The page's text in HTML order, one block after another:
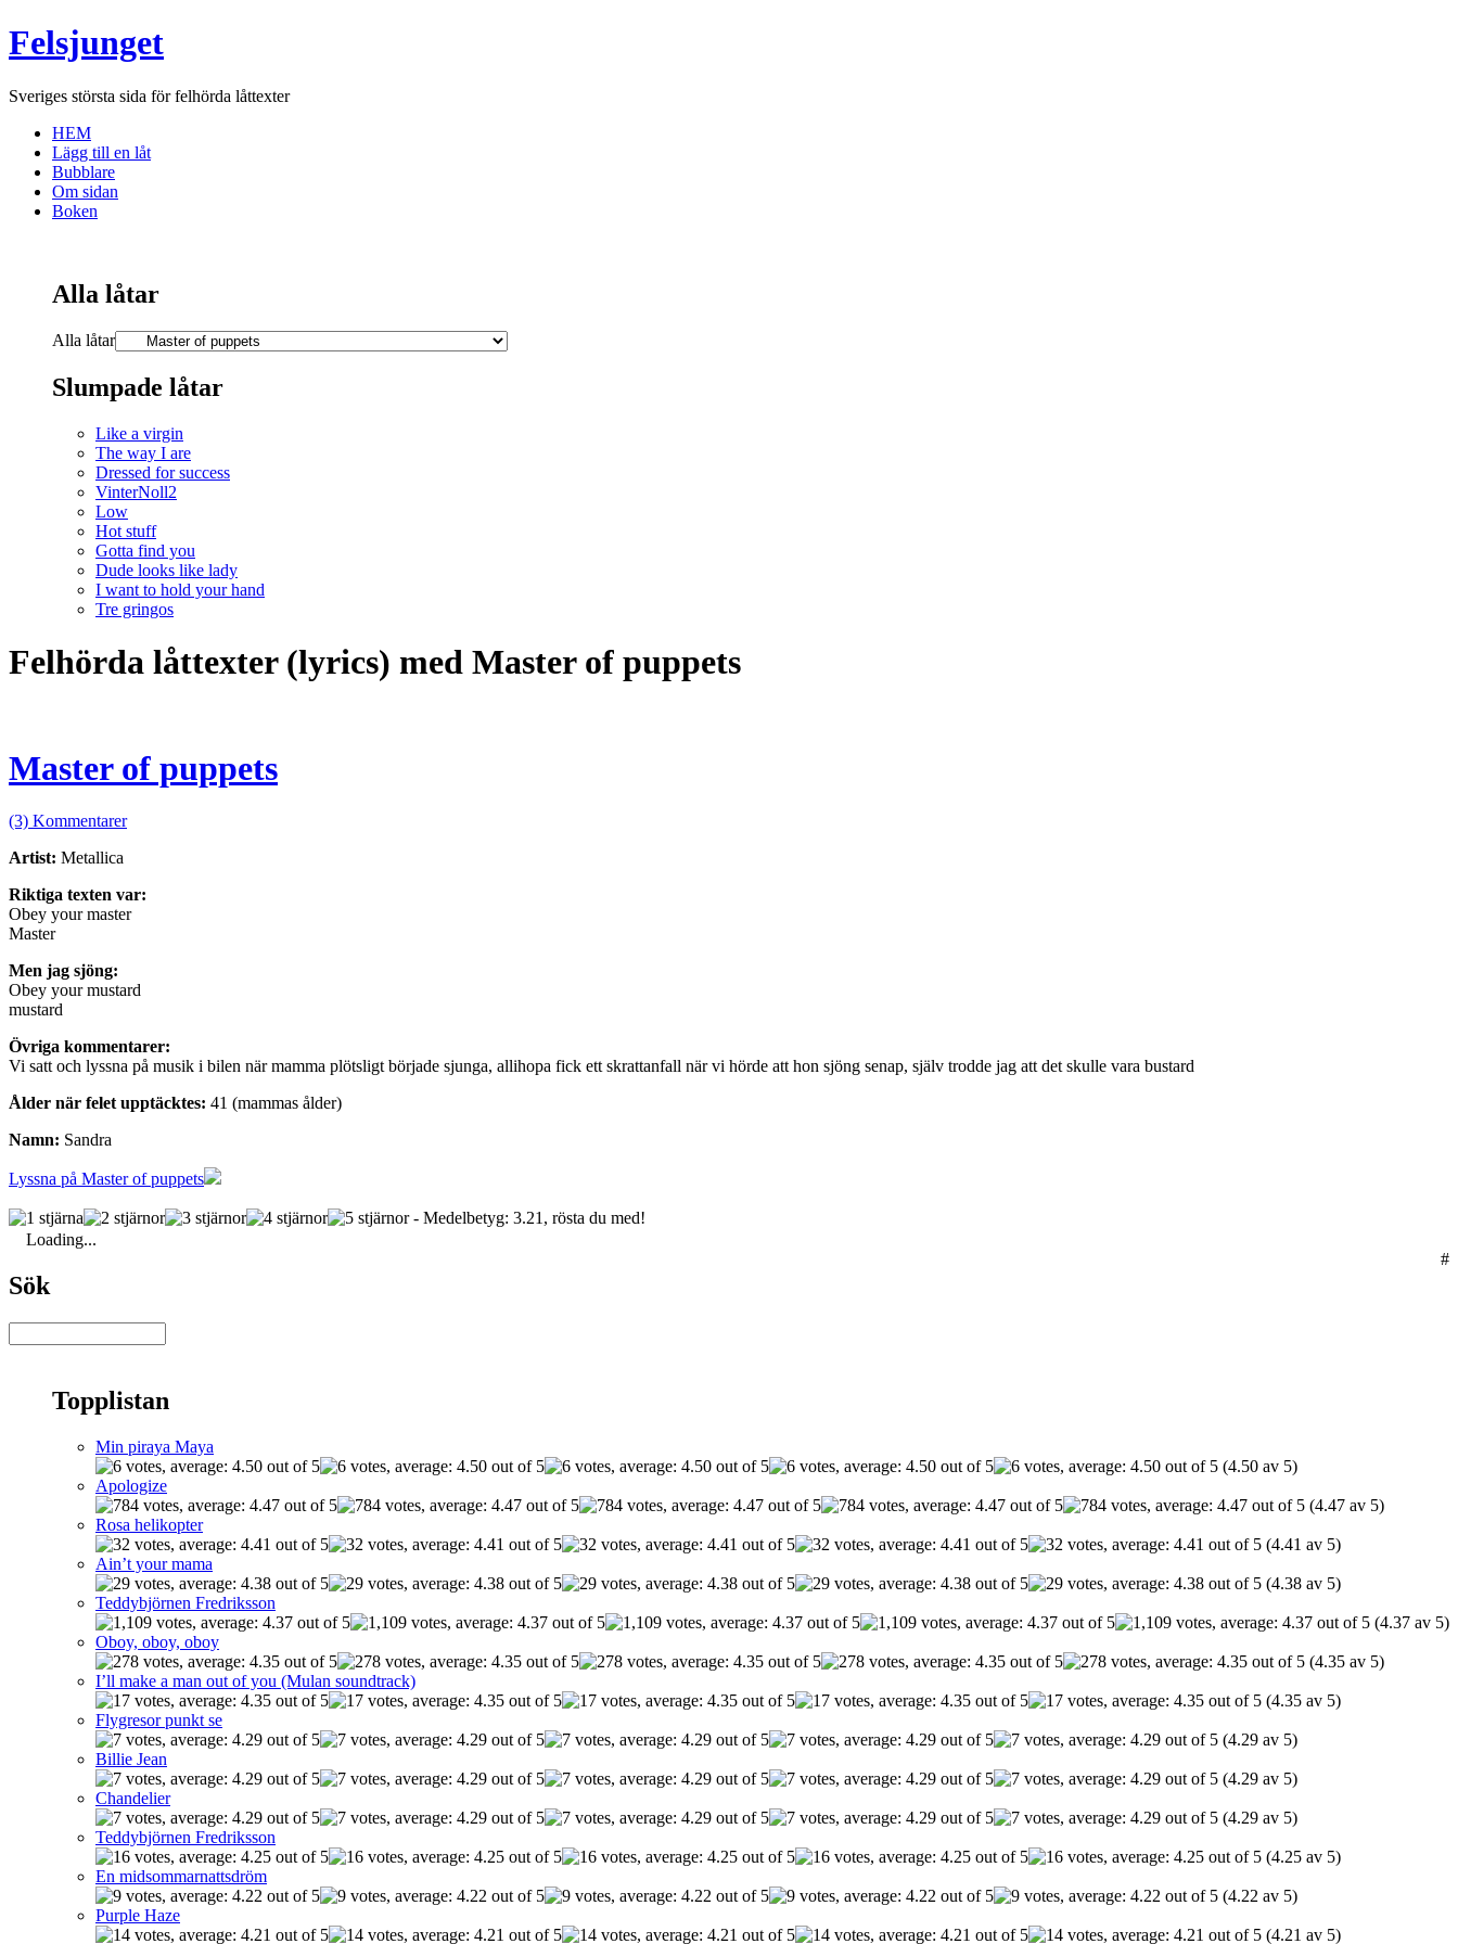
Felsjunget
Sveriges största sida för felhörda låttexter
HEM
Lägg till en låt
Bubblare
Om sidan
Boken
Alla låtar
Alla låtar
Slumpade låtar
Like a virgin
The way I are
Dressed for success
VinterNoll2
Low
Hot stuff
Gotta find you
Dude looks like lady
I want to hold your hand
Tre gringos
Felhörda låttexter (lyrics) med Master of puppets
Master of puppets
(3) Kommentarer
Artist: Metallica
Riktiga texten var:
Obey your master
Master
Men jag sjöng:
Obey your mustard
mustard
Övriga kommentarer:
Vi satt och lyssna på musik i bilen när mamma plötsligt började sjunga, allihopa fick ett skrattanfall när vi hörde att hon sjöng senap, själv trodde jag att det skulle vara bustard
Ålder när felet upptäcktes: 41 (mammas ålder)
Namn: Sandra
Lyssna på Master of puppets
- Medelbetyg: 3.21, rösta du med!
Loading...
#
Sök
Topplistan
Min piraya Maya
(4.50 av 5)
Apologize
(4.47 av 5)
Rosa helikopter
(4.41 av 5)
Ain’t your mama
(4.38 av 5)
Teddybjörnen Fredriksson
(4.37 av 5)
Oboy, oboy, oboy
(4.35 av 5)
I’ll make a man out of you (Mulan soundtrack)
(4.35 av 5)
Flygresor punkt se
(4.29 av 5)
Billie Jean
(4.29 av 5)
Chandelier
(4.29 av 5)
Teddybjörnen Fredriksson
(4.25 av 5)
En midsommarnattsdröm
(4.22 av 5)
Purple Haze
(4.21 av 5)